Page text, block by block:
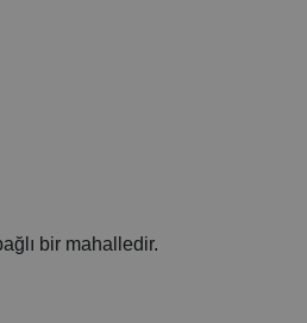
bir mahalledir.